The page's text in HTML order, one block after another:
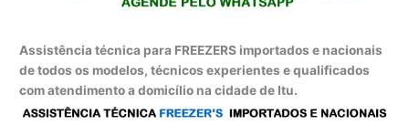
Assistência técnica para FREEZERS importados e nacionais
de todos os modelos, técnicos experientes e qualificados
com atendimento a domicílio na cidade de Itu.